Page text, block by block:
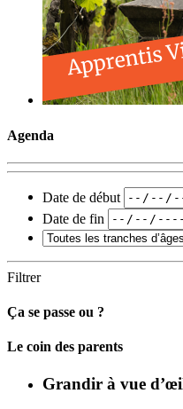
Agenda
Date de début
Date de fin
Filtrer
Ça se passe ou ?
Carto
Le coin des parents
Grandir à vue